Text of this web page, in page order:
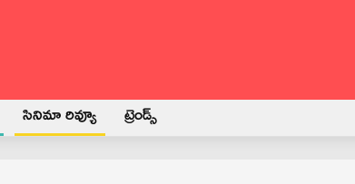
సినిమా రివ్యూ ట్రెండ్స్